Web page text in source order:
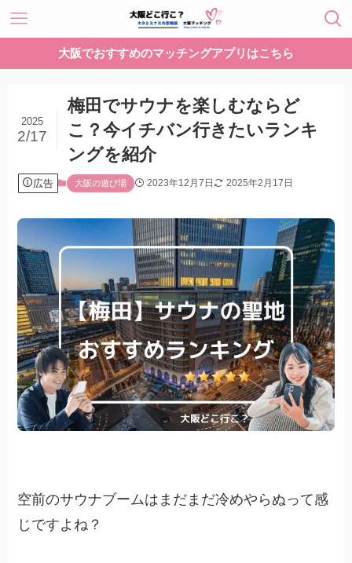
大阪でおすすめのマッチングアプリはこちら
梅田でサウナを楽しむならど
こ？今イチバン行きたいランキ
ングを紹介
2025
2/17
広告 大阪の遊び場 2023年12月7日 2025年2月17日
空前のサウナブームはまだまだ冷めやらぬって感
じですよね？